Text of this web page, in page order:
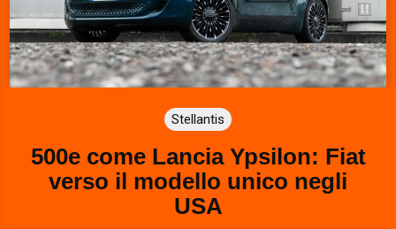
Stellantis
500e come Lancia Ypsilon: Fiat
verso il modello unico negli
USA